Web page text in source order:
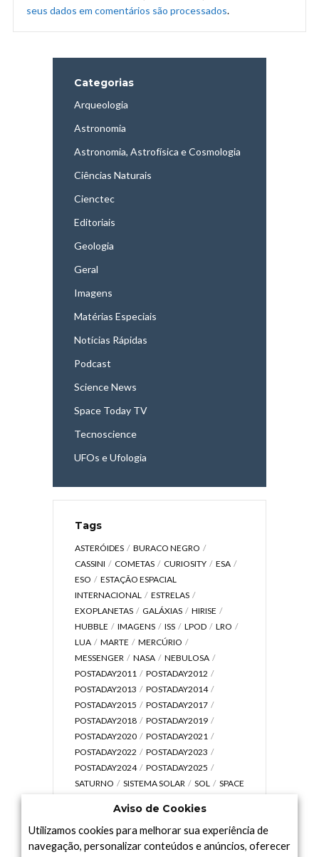
seus dados em comentários são processados.
Categorias
Arqueologia
Astronomia
Astronomia, Astrofísica e Cosmologia
Ciências Naturais
Cienctec
Editoriais
Geologia
Geral
Imagens
Matérias Especiais
Notícias Rápidas
Podcast
Science News
Space Today TV
Tecnoscience
UFOs e Ufologia
Tags
ASTERÓIDES
BURACO NEGRO
CASSINI
COMETAS CURIOSITY
ESA
ESO
ESTAÇÃO ESPACIAL
INTERNACIONAL
ESTRELAS
EXOPLANETAS
GALÁXIAS
HIRISE
HUBBLE
IMAGENS ISS LPOD
LRO
LUA
MARTE
MERCÚRIO
MESSENGER
NASA
NEBULOSA
POSTADAY2011
POSTADAY2012
POSTADAY2013
POSTADAY2014
POSTADAY2015
POSTADAY2017
POSTADAY2018
POSTADAY2019
POSTADAY2020
POSTADAY2021
POSTADAY2022
POSTADAY2023
POSTADAY2024
POSTADAY2025
SATURNO
SISTEMA SOLAR SOL
SPACE
UNIVERSO
VÍDEO
Aviso de Cookies
Utilizamos cookies para melhorar sua experiência de
navegação, personalizar conteúdos e anúncios, oferecer